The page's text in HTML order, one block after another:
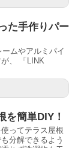
た手作りパー
ムやアルミパイ
が、 「LINK
を簡単DIY！
ってテラス屋根
分解できるよう